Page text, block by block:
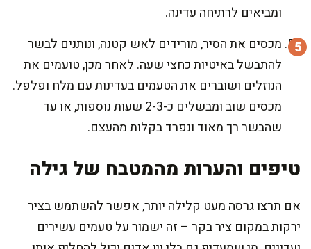
ומביאים לרתיחה עדינה.
מכסים את הסיר, מורידים לאש קטנה, ונותנים לבשר
להתבשל באיטיות כחצי שעה. לאחר מכן, טועמים את
הנוזלים ושוברים את הטעמים בעדינות עם מלח ופלפל.
מכסים שוב ומבשלים כ-2-3 שעות נוספות, או עד
שהבשר רך מאוד ונפרד בקלות מהעצם.
טיפים והערות מהמטבח של גילה
אם תרצו גרסה מעט קלילה יותר, אפשר להשתמש בציר
ירקות במקום ציר בקר – זה ישמור על טעמים עשירים